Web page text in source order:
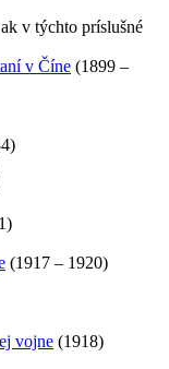
v týchto príslušné
v Číne (1899 –
(1917 – 1920)
vojne (1918)